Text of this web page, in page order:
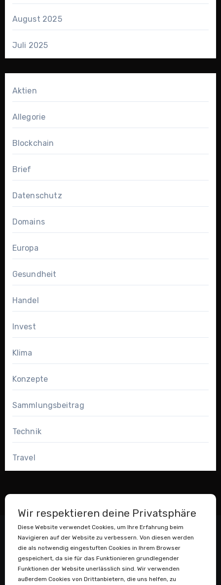
August 2025
Juli 2025
Aktien
Allegorie
Blockchain
Brief
Datenschutz
Domains
Europa
Gesundheit
Handel
Invest
Klima
Konzepte
Sammlungsbeitrag
Technik
Travel
Wir respektieren deine Privatsphäre
Diese Website verwendet Cookies, um Ihre Erfahrung beim
Navigieren auf der Website zu verbessern. Von diesen werden
die als notwendig eingestuften Cookies in Ihrem Browser
gespeichert, da sie für das Funktionieren grundlegender
Funktionen der Website unerlässlich sind. Wir verwenden
außerdem Cookies von Drittanbietern, die uns helfen, zu